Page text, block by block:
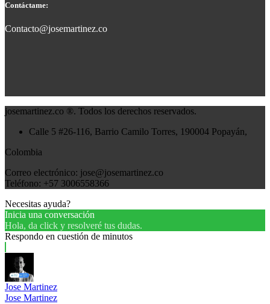
Contáctame:
Contacto@josemartinez.co
josemartinez.co ®. Todos los derechos reservados.
Calle 5 #26-116, Barrio Camilo Torres, 190004 Popayán,
Colombia
Correo electrónico: jose@josemartinez.co
Teléfono: +57 3006558366
Necesitas ayuda?
Inicia una conversación
Hola, da click y resolveré tus dudas.
Respondo en cuestión de minutos
Jose Martinez
Jose Martinez